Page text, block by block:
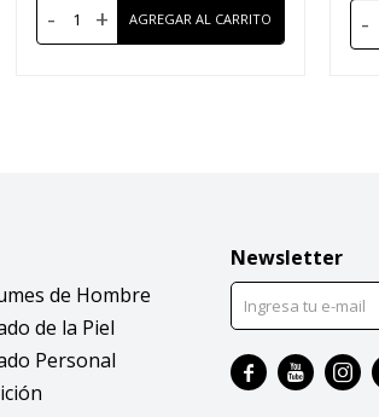
- + -
de Hombre
de la Piel
Personal
Newsletter
  